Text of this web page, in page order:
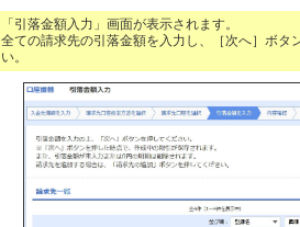
「引落金額入力」画面が表示されます。
全ての請求先の引落金額を入力し、［次へ］ボタ
い。